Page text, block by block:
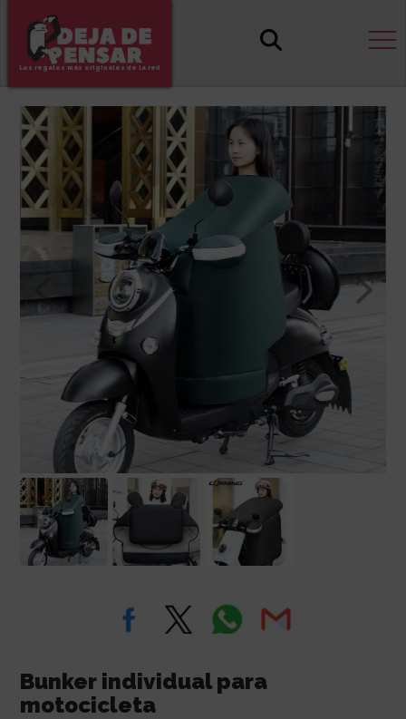
Los regalos más originales de la red
Bunker individual para
motocicleta